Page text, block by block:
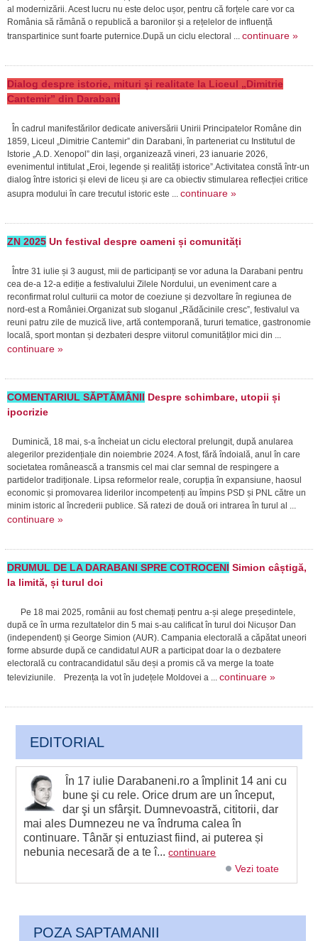
al modernizării. Acest lucru nu este deloc ușor, pentru că forțele care vor ca
România să rămână o republică a baronilor și a rețelelor de influență
transpartinice sunt foarte puternice.După un ciclu electoral ... continuare »
Dialog despre istorie, mituri și realitate la Liceul „Dimitrie
Cantemir” din Darabani
În cadrul manifestărilor dedicate aniversării Unirii Principatelor Române din
1859, Liceul „Dimitrie Cantemir” din Darabani, în parteneriat cu Institutul de
Istorie „A.D. Xenopol” din Iași, organizează vineri, 23 ianuarie 2026,
evenimentul intitulat „Eroi, legende și realități istorice”.Activitatea constă într-un
dialog între istorici și elevi de liceu și are ca obiectiv stimularea reflecției critice
asupra modului în care trecutul istoric este ... continuare »
ZN 2025Un festival despre oameni și comunități
Între 31 iulie și 3 august, mii de participanți se vor aduna la Darabani pentru
cea de-a 12-a ediție a festivalului Zilele Nordului, un eveniment care a
reconfirmat rolul culturii ca motor de coeziune și dezvoltare în regiunea de
nord-est a României.Organizat sub sloganul „Rădăcinile cresc”, festivalul va
reuni patru zile de muzică live, artă contemporană, tururi tematice, gastronomie
locală, sport montan și dezbateri despre viitorul comunităților mici din ...
continuare »
COMENTARIUL SĂPTĂMÂNII Despre schimbare, utopii și
ipocrizie
Duminică, 18 mai, s-a încheiat un ciclu electoral prelungit, după anularea
alegerilor prezidențiale din noiembrie 2024. A fost, fără îndoială, anul în care
societatea românească a transmis cel mai clar semnal de respingere a
partidelor tradiționale. Lipsa reformelor reale, corupția în expansiune, haosul
economic și promovarea liderilor incompetenți au împins PSD și PNL către un
minim istoric al încrederii publice. Să ratezi de două ori intrarea în turul al ...
continuare »
DRUMUL DE LA DARABANI SPRE COTROCENI Simion câștigă,
la limită, și turul doi
Pe 18 mai 2025, românii au fost chemați pentru a-și alege președintele,
după ce în urma rezultatelor din 5 mai s-au calificat în turul doi Nicușor Dan
(independent) și George Simion (AUR). Campania electorală a căpătat uneori
forme absurde după ce candidatul AUR a participat doar la o dezbatere
electorală cu contracandidatul său deși a promis că va merge la toate
televiziunile. Prezența la vot în județele Moldovei a ... continuare »
EDITORIAL
În 17 iulie Darabaneni.ro a împlinit 14 ani cu
bune şi cu rele. Orice drum are un început,
dar şi un sfârşit. Dumnevoastră, cititorii, dar
mai ales Dumnezeu ne va îndruma calea în
continuare. Tânăr și entuziast fiind, ai puterea și
nebunia necesară de a te î...continuare
Vezi toate
POZA SAPTAMANII